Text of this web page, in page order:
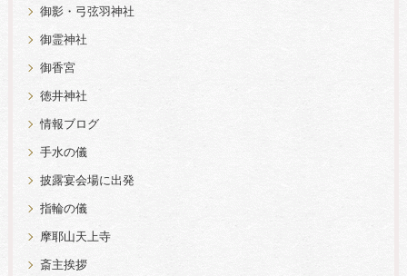
御影・弓弦羽神社
御霊神社
御香宮
徳井神社
情報ブログ
手水の儀
披露宴会場に出発
指輪の儀
摩耶山天上寺
斎主挨拶